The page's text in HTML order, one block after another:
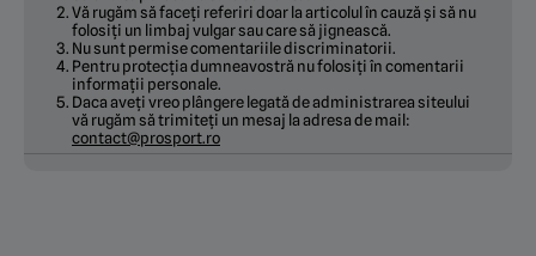
Vă rugăm să faceți referiri doar la articolul în cauză și să nu
folosiți un limbaj vulgar sau care să jignească.
Nu sunt permise comentariile discriminatorii.
Pentru protecția dumneavostră nu folosiți în comentarii
informații personale.
Daca aveți vreo plângere legată de administrarea siteului
vă rugăm să trimiteți un mesaj la adresa de mail:
contact@prosport.ro